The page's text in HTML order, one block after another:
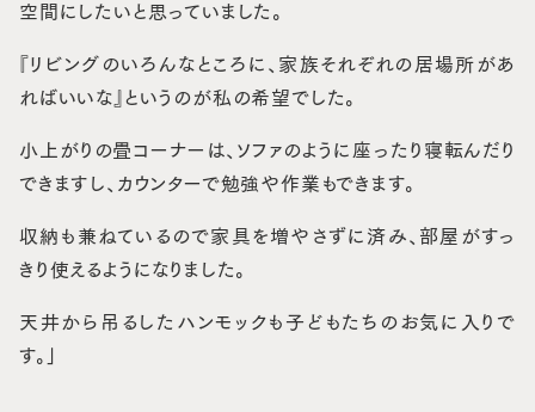
空間にしたいと思っていました。
『リビングのいろんなところに、家族それぞれの居場所があ
ればいいな』というのが私の希望でした。
小上がりの畳コーナーは、ソファのように座ったり寝転んだり
できますし、カウンターで勉強や作業もできます。
収納も兼ねているので家具を増やさずに済み、部屋がすっ
きり使えるようになりました。
天井から吊るしたハンモックも子どもたちのお気に入りで
す。」